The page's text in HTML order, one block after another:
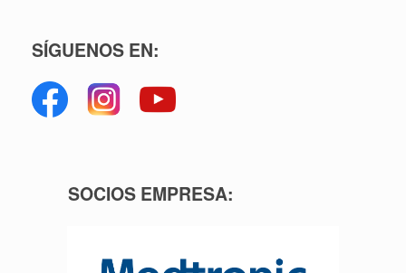
SÍGUENOS EN:
SOCIOS EMPRESA: